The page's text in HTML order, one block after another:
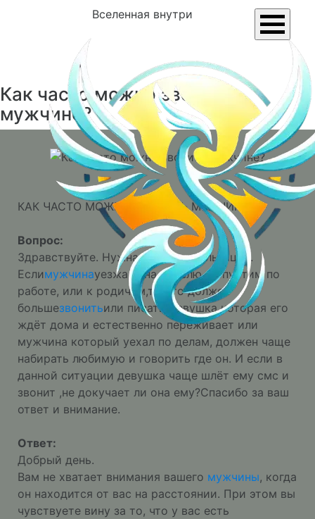
Вселенная внутри
Как часто можно звонить
мужчине?
КАК ЧАСТО МОЖНО ЗВОНИТЬ МУЖЧИНЕ?
Вопрос:
Здравствуйте. Нужна ваша консультация.
Еслимужчинауезжает на неделю, допустим по
работе, или к родичам,то кто должен
большезвонитьили писать.Девушка которая его
ждёт дома и естественно переживает или
мужчина который уехал по делам, должен чаще
набирать любимую и говорить где он. И если в
данной ситуации девушка чаще шлёт ему смс и
звонит ,не докучает ли она ему?Спасибо за ваш
ответ и внимание.
Ответ:
Добрый день.
Вам не хватает внимания вашего мужчины, когда
он находится от вас на расстоянии. При этом вы
чувствуете вину за то, что у вас есть